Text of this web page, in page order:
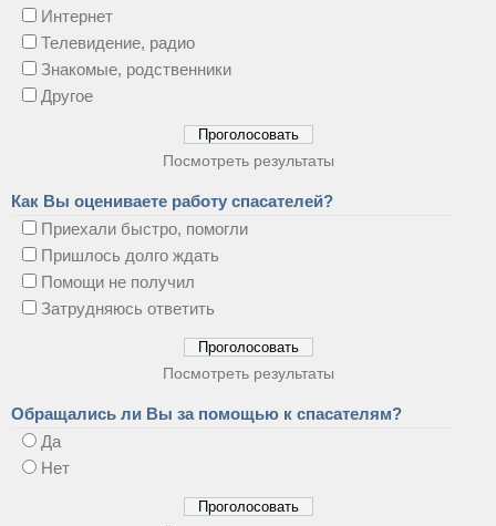
Интернет
Телевидение, радио
Знакомые, родственники
Другое
Посмотреть результаты
Как Вы оцениваете работу спасателей?
Приехали быстро, помогли
Пришлось долго ждать
Помощи не получил
Затрудняюсь ответить
Посмотреть результаты
Обращались ли Вы за помощью к спасателям?
Да
Нет